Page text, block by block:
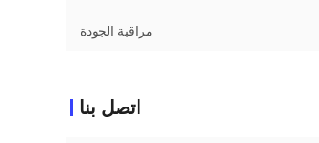
مراقبة الجودة
اتصل بنا